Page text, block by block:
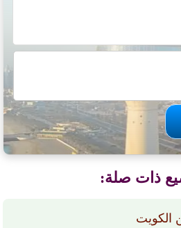
ذات صلة:
الكويت